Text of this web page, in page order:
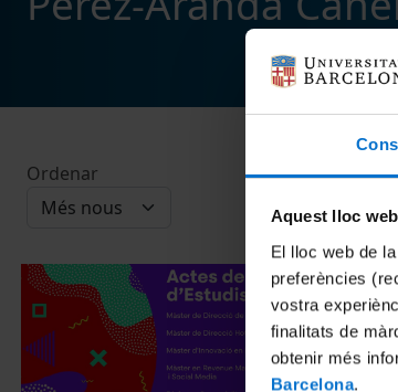
Aquest lloc
El lloc web de
preferències
vostra
finalitats de
obtenir més
Barcelona.
Ordenar